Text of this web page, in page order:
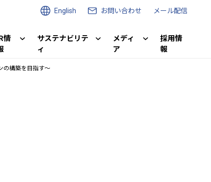
情
サステナビリテ
ィ
メディ
ア
採用情
報
English お問い合わせ メール配信
の構築を目指す～